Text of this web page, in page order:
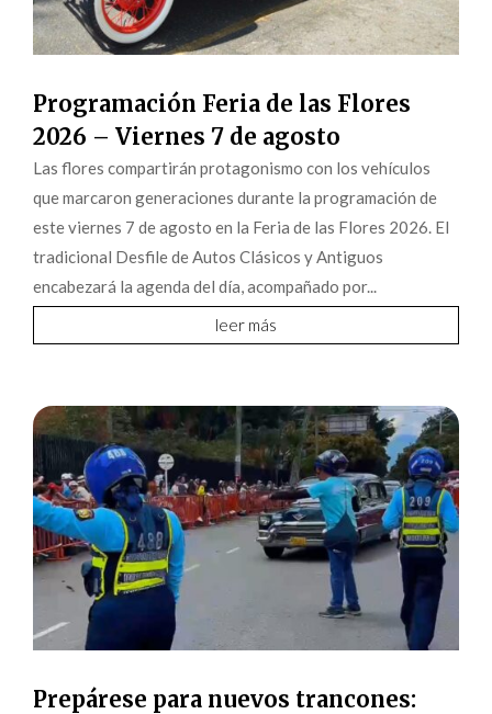
Programación Feria de las Flores
2026 – Viernes 7 de agosto
Las flores compartirán protagonismo con los vehículos
que marcaron generaciones durante la programación de
este viernes 7 de agosto en la Feria de las Flores 2026. El
tradicional Desfile de Autos Clásicos y Antiguos
encabezará la agenda del día, acompañado por...
leer más
Prepárese para nuevos trancones: